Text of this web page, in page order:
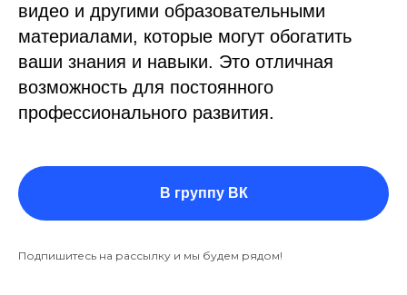
видео и другими образовательными
материалами, которые могут обогатить
ваши знания и навыки. Это отличная
возможность для постоянного
профессионального развития.
В группу ВК
Подпишитесь на рассылку и мы будем рядом!